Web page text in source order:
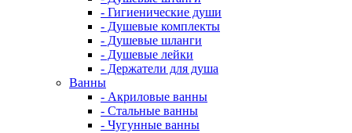
- Гигиенические души
- Душевые комплекты
- Душевые шланги
- Душевые лейки
- Держатели для душа
Ванны
- Акриловые ванны
- Стальные ванны
- Чугунные ванны